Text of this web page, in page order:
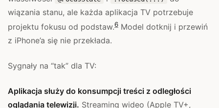
wiązania stanu, ale każda aplikacja TV potrzebuje
projektu fokusu od podstaw.6 Model dotknij i przewiń
z iPhone’a się nie przekłada.
Sygnały na “tak” dla TV:
Aplikacja służy do konsumpcji treści z odległości
oglądania telewizji. Streaming wideo (Apple TV+,